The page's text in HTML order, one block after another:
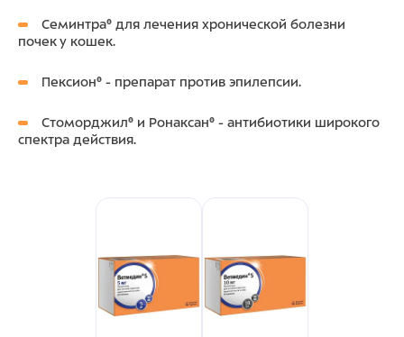
Семинтра® для лечения хронической болезни
почек у кошек.
Пексион® - препарат против эпилепсии.
Стоморджил® и Ронаксан® - антибиотики широкого
спектра действия.